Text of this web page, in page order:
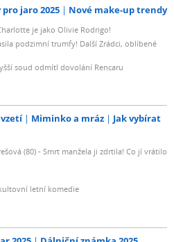
jaro 2025 Nové make-up trendy
je jako Olivie Rodrigo!
podzimní trumfy! Další Zrádci, oblíbené
soud odmítl dovolání Rencaru
Miminko a mráz
Jak vybírat
(80) - Smrt manžela ji zdrtila! Co jí vrátilo
letní komedie